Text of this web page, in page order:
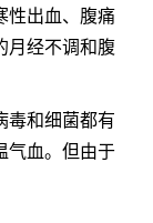
性出血、腹痛
月经不调和腹
毒和细菌都有
气血。但由于